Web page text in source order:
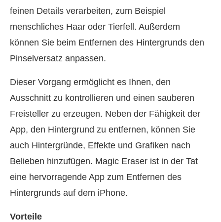
feinen Details verarbeiten, zum Beispiel
menschliches Haar oder Tierfell. Außerdem
können Sie beim Entfernen des Hintergrunds den
Pinselversatz anpassen.
Dieser Vorgang ermöglicht es Ihnen, den
Ausschnitt zu kontrollieren und einen sauberen
Freisteller zu erzeugen. Neben der Fähigkeit der
App, den Hintergrund zu entfernen, können Sie
auch Hintergründe, Effekte und Grafiken nach
Belieben hinzufügen. Magic Eraser ist in der Tat
eine hervorragende App zum Entfernen des
Hintergrunds auf dem iPhone.
Vorteile